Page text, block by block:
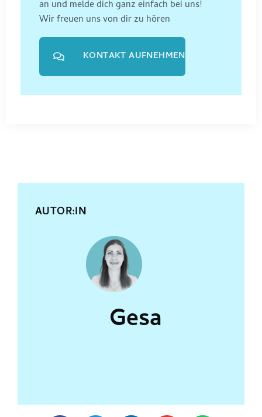
an und melde dich ganz einfach bei uns!
Wir freuen uns von dir zu hören
KONTAKT AUFNEHMEN
AUTOR:IN
Gesa